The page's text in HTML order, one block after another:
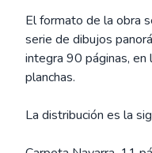
El formato de la obra
serie de dibujos
integra 90 páginas,
planchas.
La distribución es la